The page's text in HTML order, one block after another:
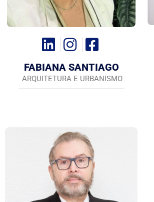
FABIANA SANTIAGO
ARQUITETURA E URBANISMO